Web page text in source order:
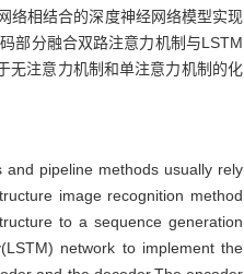
络相结合的深度神经网络模型实现
部分融合双路注意力机制与LSTM
无注意力机制和单注意力机制的化
pipeline methods usually rely
image recognition method
to a sequence generation
network to implement the